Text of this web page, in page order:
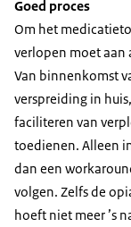
Goed proces
Om het
verlopen moet aan
Van binnenkomst
verspreiding in
faciliteren van
toedienen. Alleen
dan een
volgen. Zelfs de
hoeft niet meer ’s